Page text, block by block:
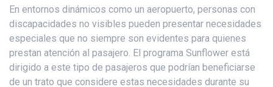
En entornos dinámicos como un aeropuerto, personas con
discapacidades no visibles pueden presentar necesidades
especiales que no siempre son evidentes para quienes
prestan atención al pasajero. El programa Sunflower está
dirigido a este tipo de pasajeros que podrían beneficiarse
de un trato que considere estas necesidades durante su